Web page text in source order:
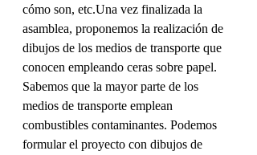
cómo son, etc.Una vez finalizada la
asamblea, proponemos la realización de
dibujos de los medios de transporte que
conocen empleando ceras sobre papel.
Sabemos que la mayor parte de los
medios de transporte emplean
combustibles contaminantes. Podemos
formular el proyecto con dibujos de